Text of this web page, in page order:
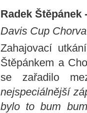
Radek Štěpánek
Davis Cup
Zahajovací
Štěpánkem a
se zařadilo
nejspeciálnější
bylo to bum